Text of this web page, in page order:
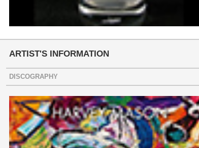
ARTIST'S INFORMATION
DISCOGRAPHY